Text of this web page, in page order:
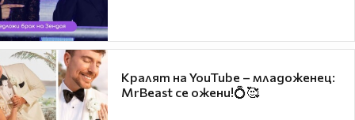
Кралят на YouTube – младоженец:
MrBeast се ожени!💍🥰